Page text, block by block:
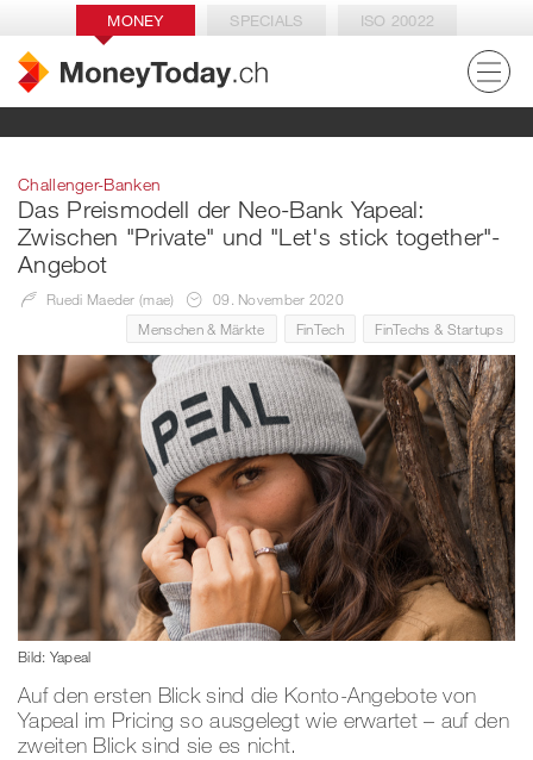
MONEY SPECIALS ISO 20022
Challenger-Banken
Das Preismodell der Neo-Bank Yapeal:
Zwischen "Private" und "Let's stick together"-
Angebot
Ruedi Maeder (mae)
09. November 2020
Menschen & Märkte
FinTech FinTechs & Startups
Bild: Yapeal
Auf den ersten Blick sind die Konto-Angebote von
Yapeal im Pricing so ausgelegt wie erwartet – auf den
zweiten Blick sind sie es nicht.